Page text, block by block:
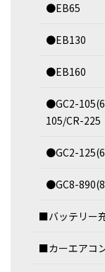
●EB65
●EB130
●EB160
●GC2-
105/CR-225
●GC2-
●GC8-
■バッテリー
■カーエアコ